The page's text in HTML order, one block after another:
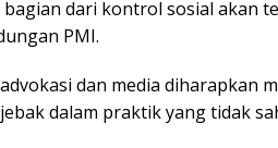
bagian dari kontrol sosial akan
PMI.
dan media diharapkan
dalam praktik yang tidak